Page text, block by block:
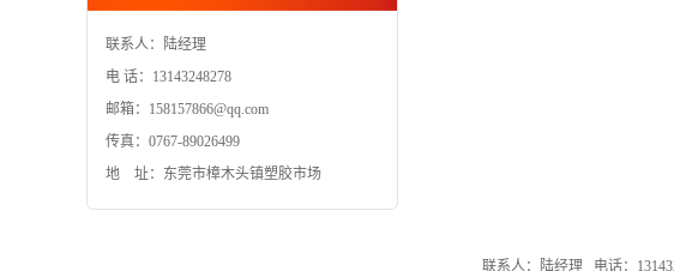
联系人：陆经理
电 话：13143248278
邮箱：158157866@qq.com
传真：0767-89026499
地 址：东莞市樟木头镇塑胶市场
联系人：陆经理 电话：